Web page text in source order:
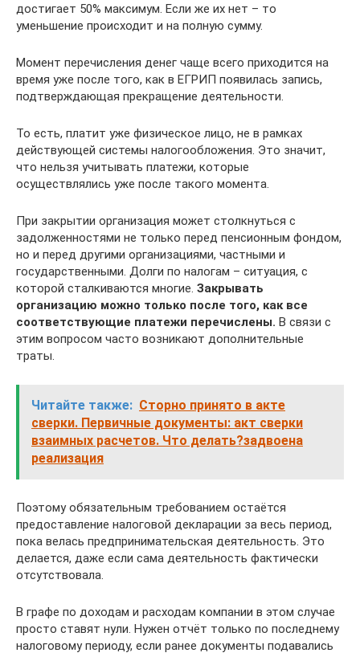
достигает 50% максимум. Если же их нет – то
уменьшение происходит и на полную сумму.
Момент перечисления денег чаще всего приходится на
время уже после того, как в ЕГРИП появилась запись,
подтверждающая прекращение деятельности.
То есть, платит уже физическое лицо, не в рамках
действующей системы налогообложения. Это значит,
что нельзя учитывать платежи, которые
осуществлялись уже после такого момента.
При закрытии организация может столкнуться с
задолженностями не только перед пенсионным фондом,
но и перед другими организациями, частными и
государственными. Долги по налогам – ситуация, с
которой сталкиваются многие. Закрывать
организацию можно только после того, как все
соответствующие платежи перечислены. В связи с
этим вопросом часто возникают дополнительные
траты.
Читайте также: Сторно принято в акте
сверки. Первичные документы: акт сверки
взаимных расчетов. Что делать?задвоена
реализация
Поэтому обязательным требованием остаётся
предоставление налоговой декларации за весь период,
пока велась предпринимательская деятельность. Это
делается, даже если сама деятельность фактически
отсутствовала.
В графе по доходам и расходам компании в этом случае
просто ставят нули. Нужен отчёт только по последнему
налоговому периоду, если ранее документы подавались